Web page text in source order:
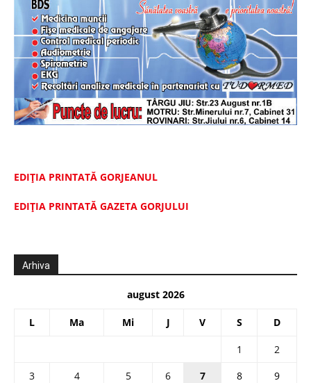
EDIȚIA PRINTATĂ GORJEANUL
EDIŢIA PRINTATĂ GAZETA GORJULUI
Arhiva
august 2026
L Ma Mi J V S D
1
2
3
4 5 6 7 8
9